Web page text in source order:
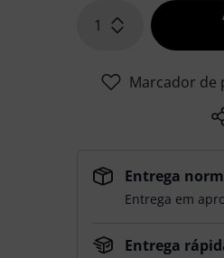
1
Marcador de
Entrega
Entrega em
Entrega